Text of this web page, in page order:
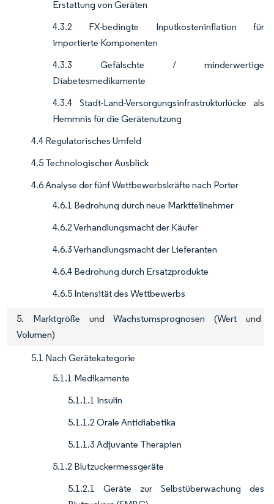
Erstattung von Geräten
4.3.2 FX-bedingte Inputkosteninflation für
importierte Komponenten
4.3.3 Gefälschte / minderwertige
Diabetesmedikamente
4.3.4 Stadt-Land-Versorgungsinfrastrukturlücke als
Hemmnis für die Gerätenutzung
4.4 Regulatorisches Umfeld
4.5 Technologischer Ausblick
4.6 Analyse der fünf Wettbewerbskräfte nach Porter
4.6.1 Bedrohung durch neue Marktteilnehmer
4.6.2 Verhandlungsmacht der Käufer
4.6.3 Verhandlungsmacht der Lieferanten
4.6.4 Bedrohung durch Ersatzprodukte
4.6.5 Intensität des Wettbewerbs
5. Marktgröße und Wachstumsprognosen (Wert und
Volumen)
5.1 Nach Gerätekategorie
5.1.1 Medikamente
5.1.1.1 Insulin
5.1.1.2 Orale Antidiabetika
5.1.1.3 Adjuvante Therapien
5.1.2 Blutzuckermessgeräte
5.1.2.1 Geräte zur Selbstüberwachung des